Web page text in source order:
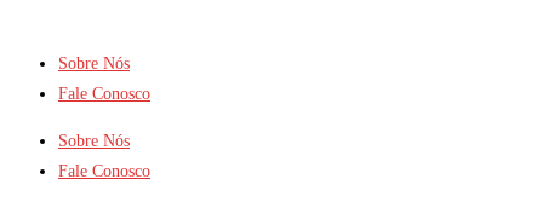
Sobre Nós
Fale Conosco
Sobre Nós
Fale Conosco